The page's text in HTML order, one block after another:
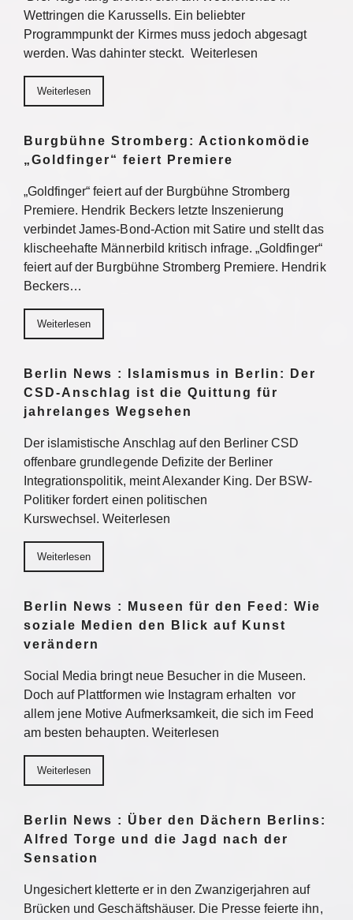
Wettringen die Karussells. Ein beliebter
Programmpunkt der Kirmes muss jedoch abgesagt
werden. Was dahinter steckt. Weiterlesen
Weiterlesen
Burgbühne Stromberg: Actionkomödie
„Goldfinger“ feiert Premiere
„Goldfinger“ feiert auf der Burgbühne Stromberg
Premiere. Hendrik Beckers letzte Inszenierung
verbindet James-Bond-Action mit Satire und stellt das
klischeehafte Männerbild kritisch infrage. „Goldfinger“
feiert auf der Burgbühne Stromberg Premiere. Hendrik
Beckers…
Weiterlesen
Berlin News : Islamismus in Berlin: Der
CSD-Anschlag ist die Quittung für
jahrelanges Wegsehen
Der islamistische Anschlag auf den Berliner CSD
offenbare grundlegende Defizite der Berliner
Integrationspolitik, meint Alexander King. Der BSW-
Politiker fordert einen politischen
Kurswechsel. Weiterlesen
Weiterlesen
Berlin News : Museen für den Feed: Wie
soziale Medien den Blick auf Kunst
verändern
Social Media bringt neue Besucher in die Museen.
Doch auf Plattformen wie Instagram erhalten vor
allem jene Motive Aufmerksamkeit, die sich im Feed
am besten behaupten. Weiterlesen
Weiterlesen
Berlin News : Über den Dächern Berlins:
Alfred Torge und die Jagd nach der
Sensation
Ungesichert kletterte er in den Zwanzigerjahren auf
Brücken und Geschäftshäuser. Die Presse feierte ihn,